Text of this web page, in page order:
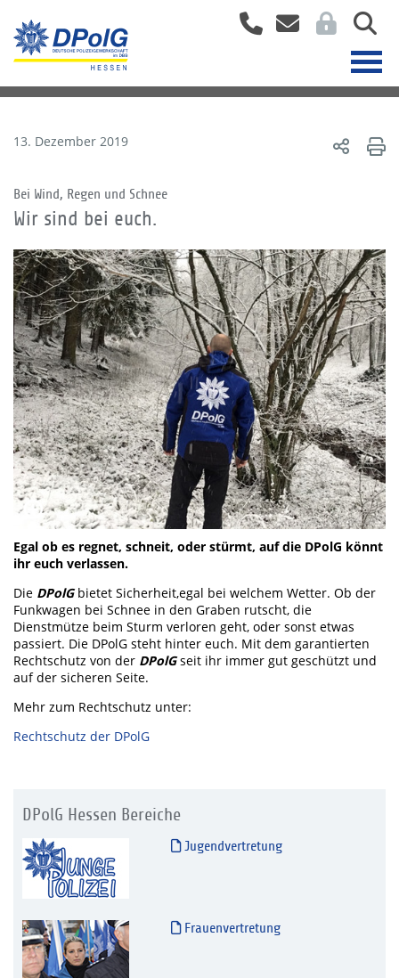
13. Dezember 2019
Bei Wind, Regen und Schnee
Wir sind bei euch.
Egal ob es regnet, schneit, oder stürmt, auf die DPolG könnt
ihr euch verlassen.
Die DPolGbietet Sicherheit,egal bei welchem Wetter. Ob der
Funkwagen bei Schnee in den Graben rutscht, die
Dienstmütze beim Sturm verloren geht, oder sonst etwas
passiert. Die DPolG steht hinter euch. Mit dem garantierten
Rechtschutz von der DPolGseit ihr immer gut geschützt und
auf der sicheren Seite.
Mehr zum Rechtschutz unter:
Rechtschutz der DPolG
DPolG Hessen Bereiche
Jugendvertretung
Frauenvertretung